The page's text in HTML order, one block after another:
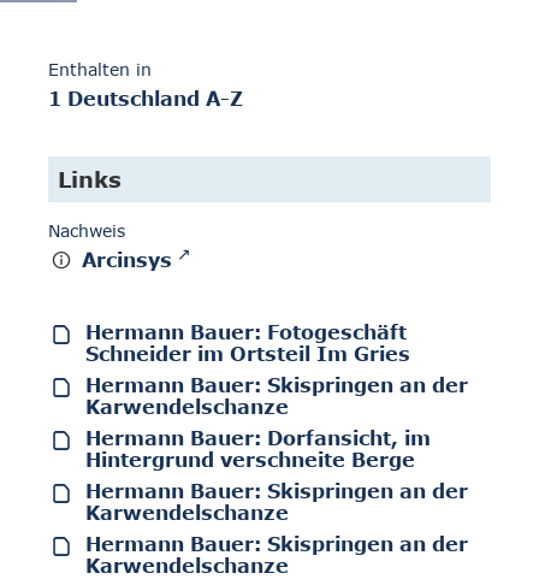
Enthalten in
1 Deutschland A-Z
Links
Nachweis
Arcinsys
Hermann Bauer: Fotogeschäft
Schneider im Ortsteil Im Gries
Hermann Bauer: Skispringen an der
Karwendelschanze
Hermann Bauer: Dorfansicht, im
Hintergrund verschneite Berge
Hermann Bauer: Skispringen an der
Karwendelschanze
Hermann Bauer: Skispringen an der
Karwendelschanze